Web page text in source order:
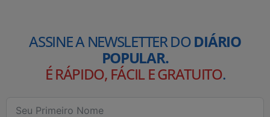
ASSINE A NEWSLETTER DODIÁRIO
POPULAR.
É RÁPIDO, FÁCIL E GRATUITO.